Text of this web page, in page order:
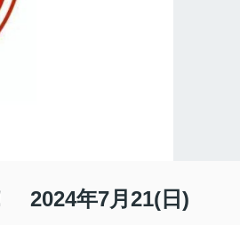
2024年7月21(日)